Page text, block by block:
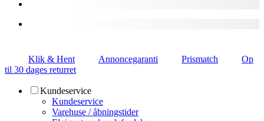
Klik & Hent Annoncegaranti Prismatch
Op
til 30 dages returret
Kundeservice
Kundeservice
Varehuse / åbningstider